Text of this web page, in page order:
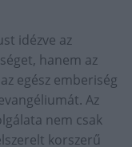
idézve az
hanem az
egész emberiség
Az
nem csak
korszerű